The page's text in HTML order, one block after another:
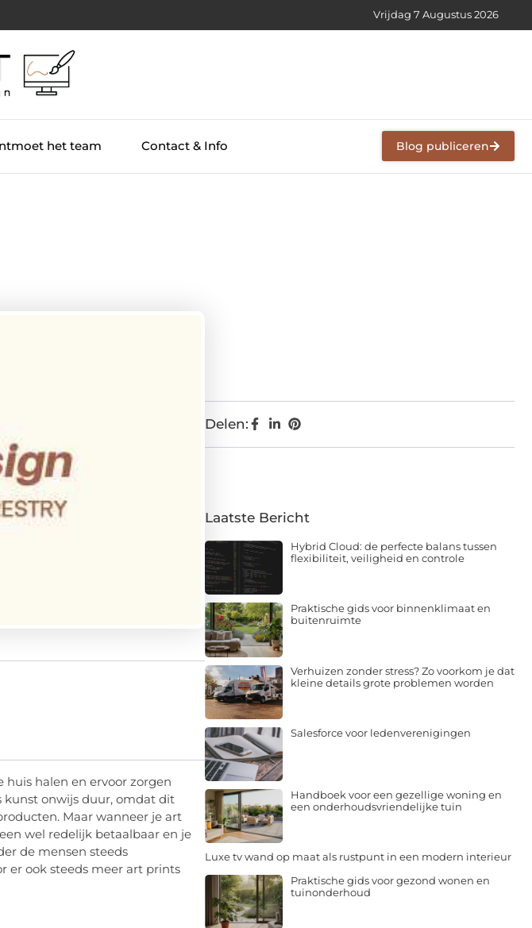
Vrijdag 7 Augustus 2026
het team Contact & Info Blog publiceren
halen en ervoor zorgen
kunst onwijs duur, omdat dit
Maar wanneer je art
wel redelijk betaalbaar en je
de mensen steeds
er ook steeds meer art prints
Delen:
Laatste Bericht
Hybrid Cloud: de perfecte balans tussen
flexibiliteit, veiligheid en controle
Praktische gids voor binnenklimaat en
buitenruimte
Verhuizen zonder stress? Zo voorkom je dat
kleine details grote problemen worden
Salesforce voor ledenverenigingen
Handboek voor een gezellige woning en
een onderhoudsvriendelijke tuin
Luxe tv wand op maat als rustpunt in een modern interieur
Praktische gids voor gezond wonen en
tuinonderhoud